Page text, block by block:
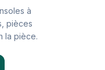
à
pièces
la pièce.